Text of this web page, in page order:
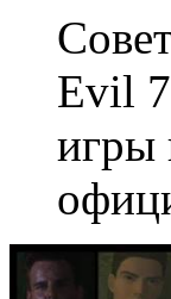
Evil
игры